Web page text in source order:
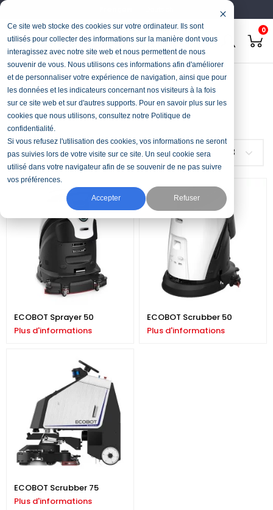
Ce site web stocke des cookies sur votre ordinateur. Ils sont
utilisés pour collecter des informations sur la manière dont vous
interagissez avec notre site web et nous permettent de nous
souvenir de vous. Nous utilisons ces informations afin d'améliorer
et de personnaliser votre expérience de navigation, ainsi que pour
les données et les indicateurs concernant nos visiteurs à la fois
sur ce site web et sur d'autres supports. Pour en savoir plus sur les
cookies que nous utilisons, consultez notre Politique de
confidentialité.
Si vous refusez l'utilisation des cookies, vos informations ne seront
pas suivies lors de votre visite sur ce site. Un seul cookie sera
utilisé dans votre navigateur afin de se souvenir de ne pas suivre
vos préférences.
Accepter Refuser
0
Accueil Nettoyage Robot autolaveur
Robot autolaveur
FILTRER Choisir 3
ECOBOT Sprayer 50
Plus d'informations
ECOBOT Scrubber 50
Plus d'informations
ECOBOT Scrubber 75
Plus d'informations